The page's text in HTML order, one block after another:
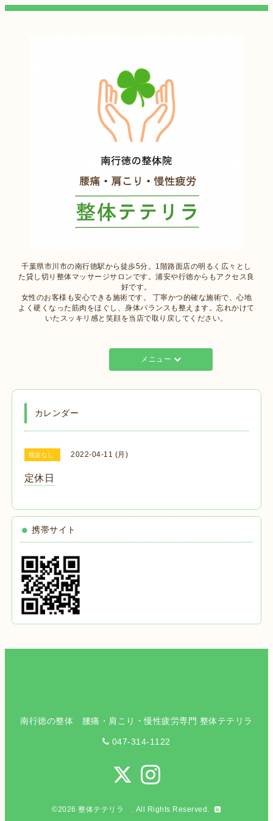
千葉県市川市の南行徳駅から徒歩5分。1階路面店の明るく広々とし
た貸し切り整体マッサージサロンです。浦安や行徳からもアクセス良
好です。
女性のお客様も安心できる施術です。 丁寧かつ的確な施術で、心地
よく硬くなった筋肉をほぐし、身体バランスも整えます。忘れかけて
いたスッキリ感と笑顔を当店で取り戻してください。
メニュー
カレンダー
指定なし 2022-04-11 (月)
定休日
携帯サイト
南行徳の整体 腰痛・肩こり・慢性疲労専門 整体テテリラ
047-314-1122
©2026整体テテリラ . All Rights Reserved.